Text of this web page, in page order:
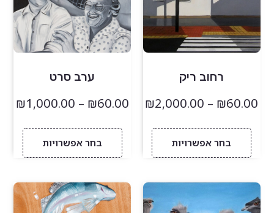
רחוב ריק
₪60.00
–
₪2,000.00
בחר אפשרויות
ערב סרט
₪60.00
–
₪1,000.00
בחר אפשרויות